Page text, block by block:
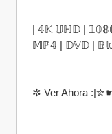
| 𝟜𝕂 𝕌ℍ𝔻 |
𝕄ℙ𝟜 | 𝔻𝕍𝔻 |
✼ Ver Ahora